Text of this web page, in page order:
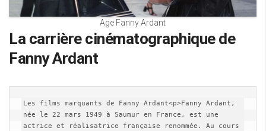
Age Fanny Ardant
La carrière cinématographique de
Fanny Ardant
Les films marquants de Fanny Ardant<p>Fanny Ardant,
née le 22 mars 1949 à Saumur en France, est une
actrice et réalisatrice française renommée. Au cours